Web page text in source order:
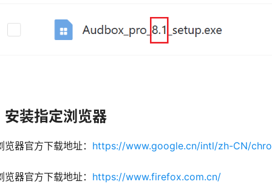
安装指定浏览器
览器官方下载地址： https://www.google.cn/intl/zh-CN/
览器官方下载地址： https://www.firefox.com.cn/